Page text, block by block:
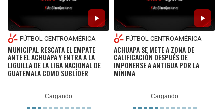
FÚTBOL CENTROAMÉRICA
MUNICIPAL RESCATA EL EMPATE
ANTE EL ACHUAPA Y ENTRA A LA
LIGUILLA DE LA LIGA NACIONAL DE
GUATEMALA COMO SUBLÍDER
FÚTBOL CENTROAMÉRICA
ACHUAPA SE METE A ZONA DE
CALIFICACIÓN DESPUÉS DE
IMPONERSE A ANTIGUA POR LA
MÍNIMA